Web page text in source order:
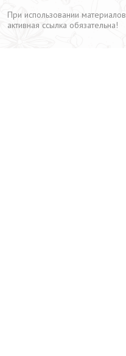
При использовании материалов
активная ссылка обязательна!